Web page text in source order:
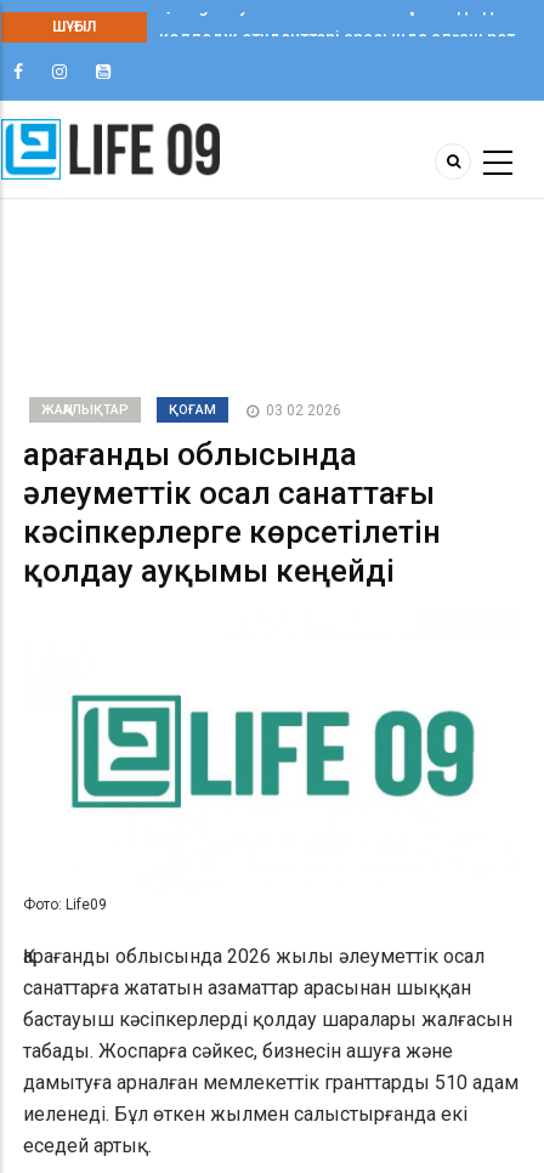
ШҰҒЫЛ
Qaragandy Student Fest 2025: Қарағандыда
ЖАҢАЛЫҚТАР ҚОҒАМ 03 02 2026
Қарағанды облысында
әлеуметтік осал санаттағы
кәсіпкерлерге көрсетілетін
қолдау ауқымы кеңейді
Фото: Life09
Қарағанды облысында 2026 жылы әлеуметтік осал
санаттарға жататын азаматтар арасынан шыққан
бастауыш кәсіпкерлерді қолдау шаралары жалғасын
табады. Жоспарға сәйкес, бизнесін ашуға және
дамытуға арналған мемлекеттік гранттарды 510 адам
иеленеді. Бұл өткен жылмен салыстырғанда екі
еседей артық.